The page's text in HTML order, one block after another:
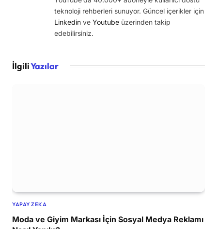
teknoloji rehberleri sunuyor. Güncel içerikler için
Linkedin ve Youtube üzerinden takip
edebilirsiniz.
İlgiliYazılar
YAPAY ZEKA
Moda ve Giyim Markası İçin Sosyal Medya Reklamı